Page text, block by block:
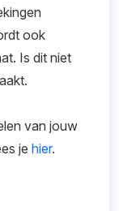
ook
Is dit niet
van jouw
je hier.